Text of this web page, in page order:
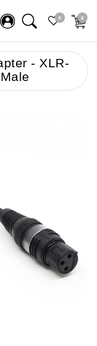
0 0
- XLR-